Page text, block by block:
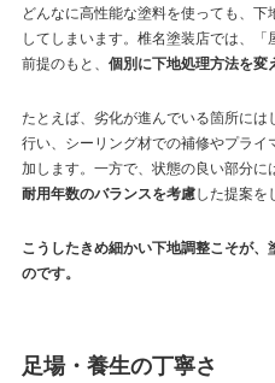
どんなに高性能な塗料を使っても、
してしまいます。椎名塗装店では、
前提のもと、 個別に下地処理方法を変
たとえば、劣化が進んでいる箇所に
行い、シーリング材での補修やプラ
加します。一方で、状態の良い部分に
耐用年数のバランスを考慮した提案を
こうしたきめ細かい下地調整こそが
のです。
足場・養生の丁寧さ